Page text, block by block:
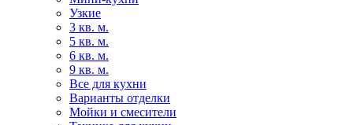
Узкие
3 кв. м.
5 кв. м.
6 кв. м.
9 кв. м.
Все для кухни
Варианты отделки
Мойки и смесители